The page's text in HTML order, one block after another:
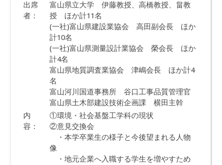
出席
者：
富山県立大学 伊藤教授、高橋教授、畠教
授 ほか計11名
(一社)富山県建設業協会 高田副会長 ほか
計10名
(一社)富山県測量設計業協会 榮会長 ほか
計4名
富山県地質調査業協会 津嶋会長 ほか計4
名
富山河川国道事務所 谷口工事品質管理官
富山県土木部建設技術企画課 横田主幹
内
容：
①環境・社会基盤工学科の現状
②意見交換会
・本学卒業生の様子と今後望まれる人物
像
・地元企業へ入職する学生を増やすため